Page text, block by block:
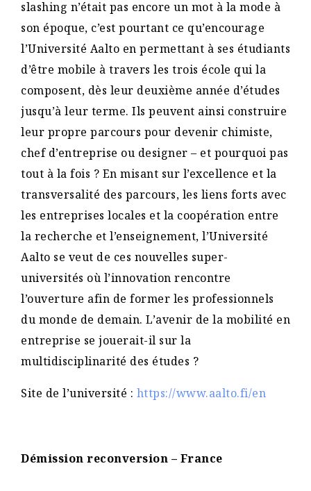
slashing n’était pas encore un mot à la mode à
son époque, c’est pourtant ce qu’encourage
l’Université Aalto en permettant à ses étudiants
d’être mobile à travers les trois école qui la
composent, dès leur deuxième année d’études
jusqu’à leur terme. Ils peuvent ainsi construire
leur propre parcours pour devenir chimiste,
chef d’entreprise ou designer – et pourquoi pas
tout à la fois ? En misant sur l’excellence et la
transversalité des parcours, les liens forts avec
les entreprises locales et la coopération entre
la recherche et l’enseignement, l’Université
Aalto se veut de ces nouvelles super-
universités où l’innovation rencontre
l’ouverture afin de former les professionnels
du monde de demain. L’avenir de la mobilité en
entreprise se jouerait-il sur la
multidisciplinarité des études ?
Site de l’université : https://www.aalto.fi/en
Démission reconversion – France